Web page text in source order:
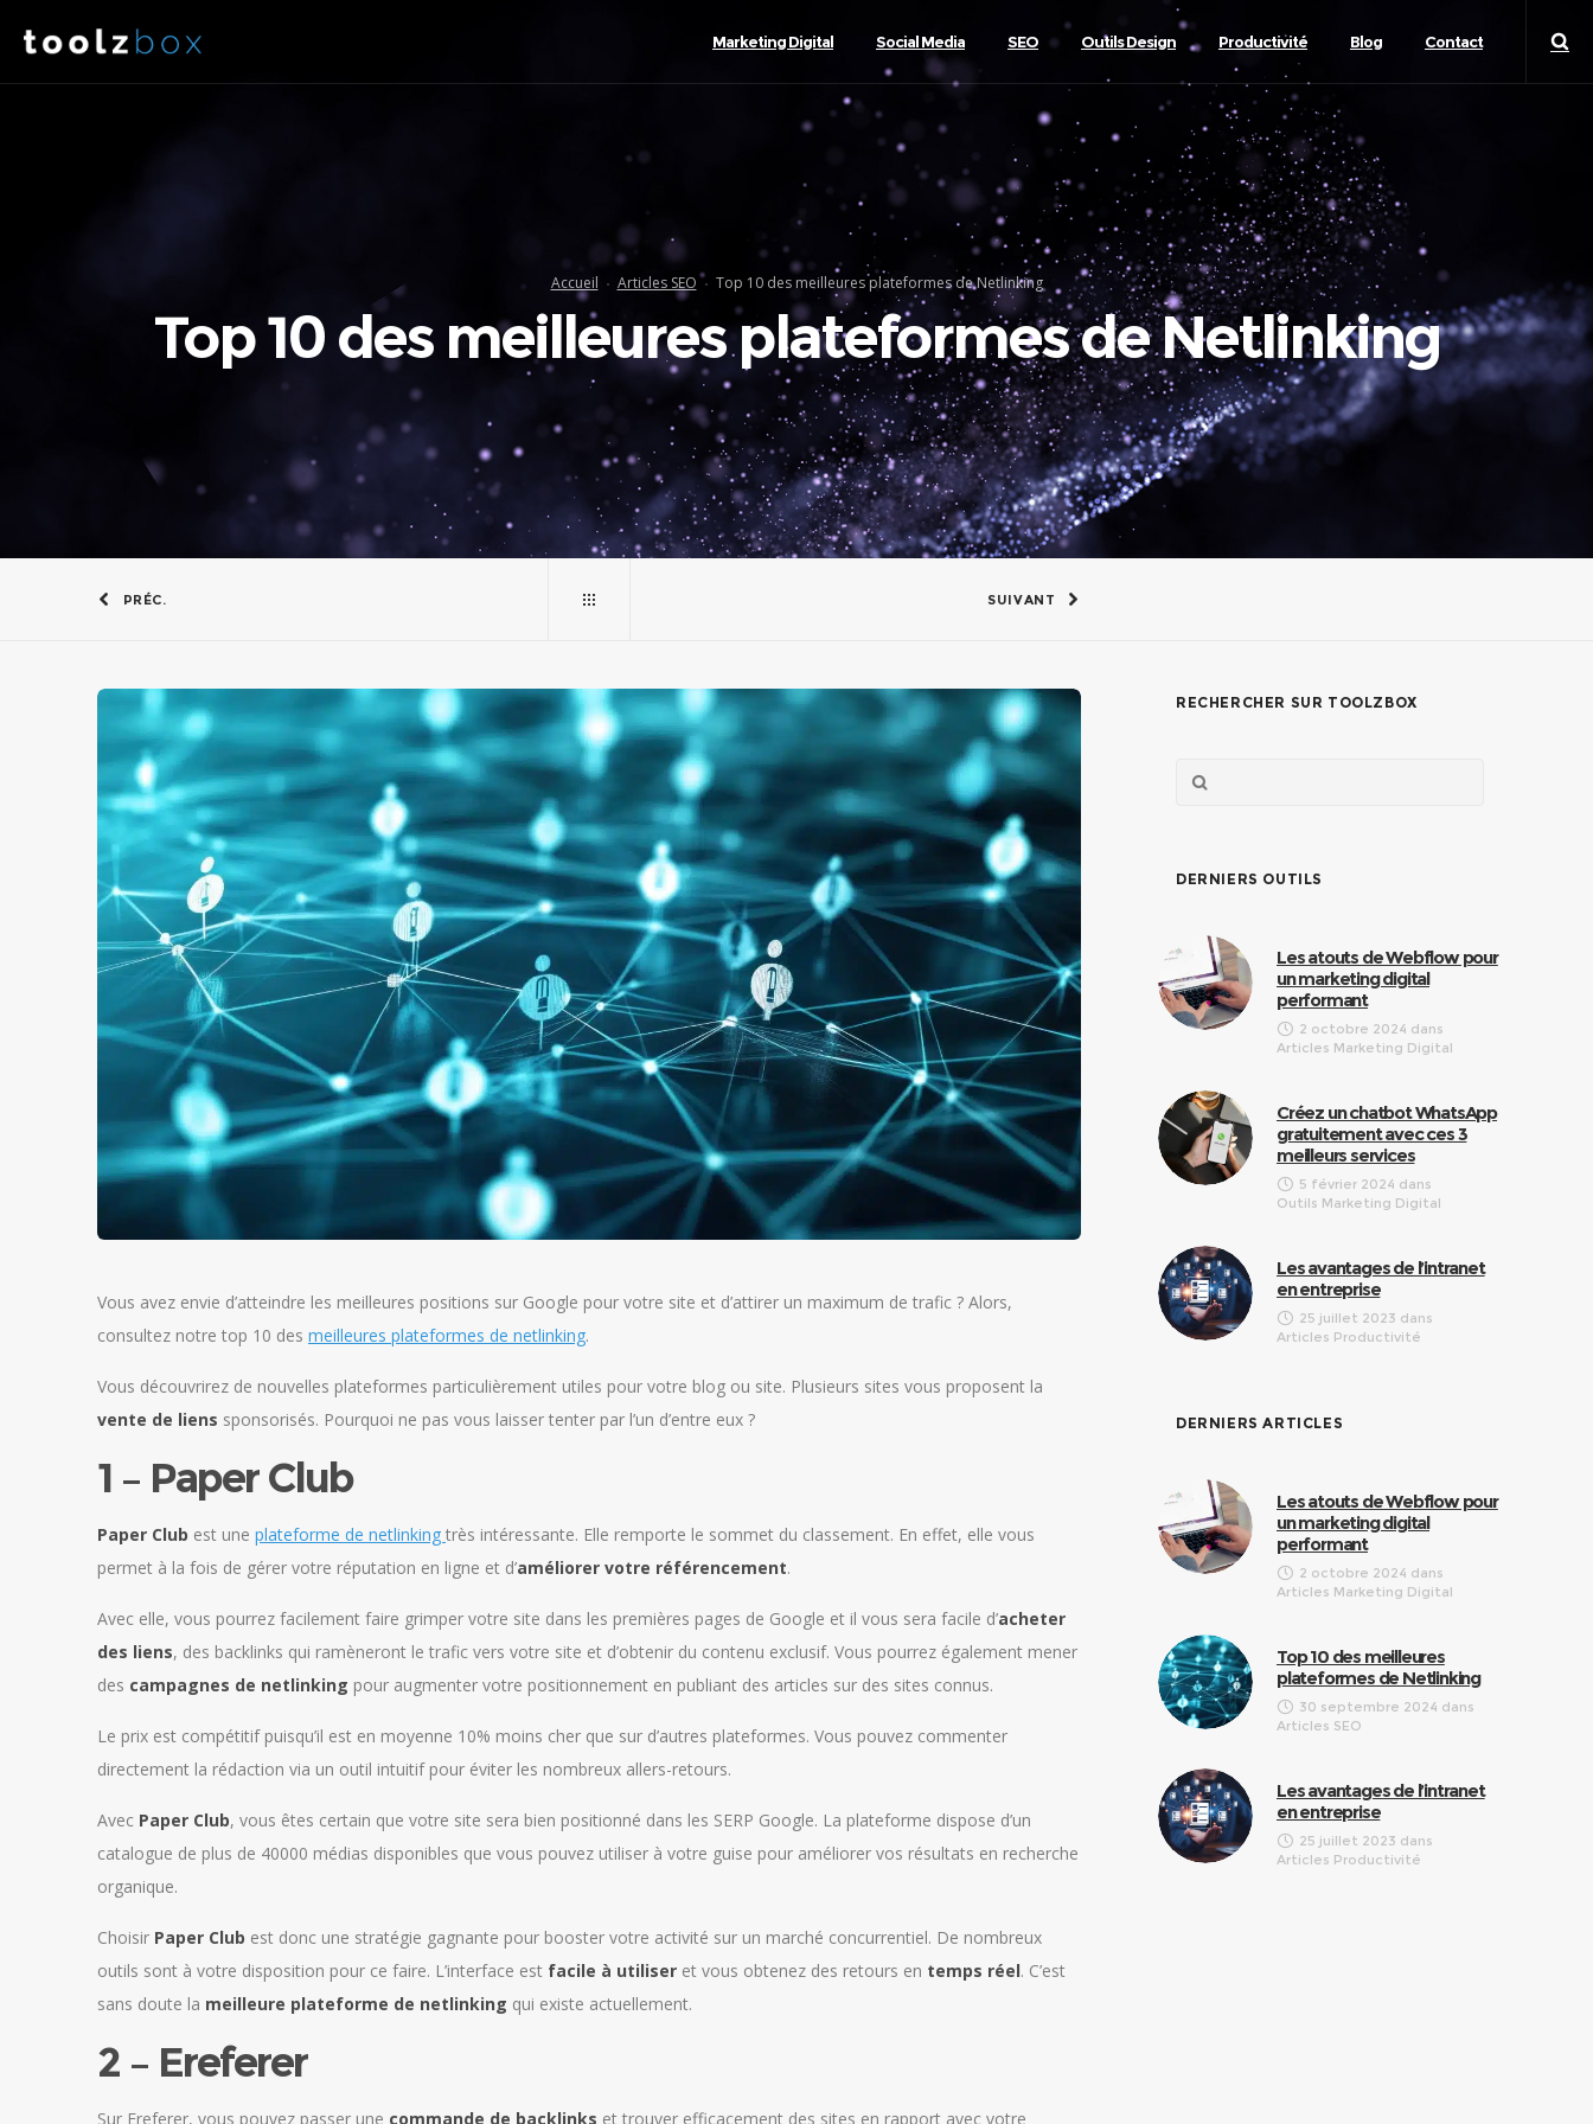
Marketing Digital Social Media SEO Outils Design Productivité Blog Contact
Accueil Articles SEO Top 10 des meilleures plateformes de Netlinking
Top 10 des meilleures plateformes de Netlinking
PRÉC. SUIVANT
Vous avez envie d’atteindre les meilleures positions sur Google pour votre site et d’attirer un maximum de trafic ? Alors,
consultez notre top 10 des meilleures plateformes de netlinking.
Vous découvrirez de nouvelles plateformes particulièrement utiles pour votre blog ou site. Plusieurs sites vous proposent la
vente de liens sponsorisés. Pourquoi ne pas vous laisser tenter par l’un d’entre eux ?
1 – Paper Club
Paper Club est une plateforme de netlinking très intéressante. Elle remporte le sommet du classement. En effet, elle vous
permet à la fois de gérer votre réputation en ligne et d’améliorer votre référencement.
Avec elle, vous pourrez facilement faire grimper votre site dans les premières pages de Google et il vous sera facile d’acheter
des liens, des backlinks qui ramèneront le trafic vers votre site et d’obtenir du contenu exclusif. Vous pourrez également mener
des campagnes de netlinking pour augmenter votre positionnement en publiant des articles sur des sites connus.
Le prix est compétitif puisqu’il est en moyenne 10% moins cher que sur d’autres plateformes. Vous pouvez commenter
directement la rédaction via un outil intuitif pour éviter les nombreux allers-retours.
Avec Paper Club, vous êtes certain que votre site sera bien positionné dans les SERP Google. La plateforme dispose d’un
catalogue de plus de 40000 médias disponibles que vous pouvez utiliser à votre guise pour améliorer vos résultats en recherche
organique.
Choisir Paper Club est donc une stratégie gagnante pour booster votre activité sur un marché concurrentiel. De nombreux
outils sont à votre disposition pour ce faire. L’interface est facile à utiliser et vous obtenez des retours en temps réel. C’est
sans doute la meilleure plateforme de netlinking qui existe actuellement.
2 – Ereferer
Sur Ereferer, vous pouvez passer une commande de backlinks et trouver efficacement des sites en rapport avec votre
RECHERCHER SUR TOOLZBOX
DERNIERS OUTILS
Les atouts de Webflow pour
un marketing digital
performant
2 octobre 2024 dans
Articles Marketing Digital
Créez un chatbot WhatsApp
gratuitement avec ces 3
meilleurs services
5 février 2024 dans
Outils Marketing Digital
Les avantages de l’intranet
en entreprise
25 juillet 2023 dans
Articles Productivité
DERNIERS ARTICLES
Les atouts de Webflow pour
un marketing digital
performant
2 octobre 2024 dans
Articles Marketing Digital
Top 10 des meilleures
plateformes de Netlinking
30 septembre 2024 dans
Articles SEO
Les avantages de l’intranet
en entreprise
25 juillet 2023 dans
Articles Productivité